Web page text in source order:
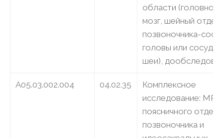
области (головной
мозг, шейный отдел
позвоночника-
головы или сосуды
шеи),
A05.03.002.004 04.02.35
Комплексное
исследование: МРТ
поясничного отдела
позвоночника и